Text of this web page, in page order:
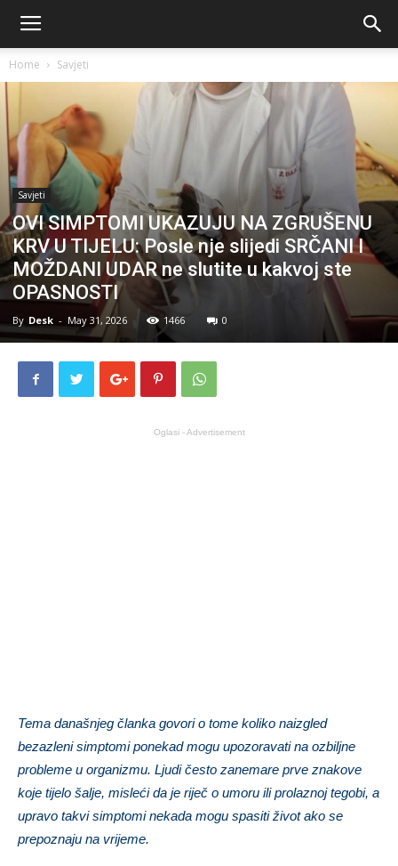
Home Savjeti
Savjeti
OVI SIMPTOMI UKAZUJU NA ZGRUŠENU
KRV U TIJELU: Posle nje slijedi SRČANI I
MOŽDANI UDAR ne slutite u kakvoj ste
OPASNOSTI
By Desk - May 31, 2026 1466 0
Oglasi - Advertisement
Tema današnjeg članka govori o tome koliko naizgled
bezazleni simptomi ponekad mogu upozoravati na ozbiljne
probleme u organizmu. Ljudi često zanemare prve znakove
koje tijelo šalje, misleći da je riječ o umoru ili prolaznoj tegobi, a
upravo takvi simptomi nekada mogu spasiti život ako se
prepoznaju na vrijeme.